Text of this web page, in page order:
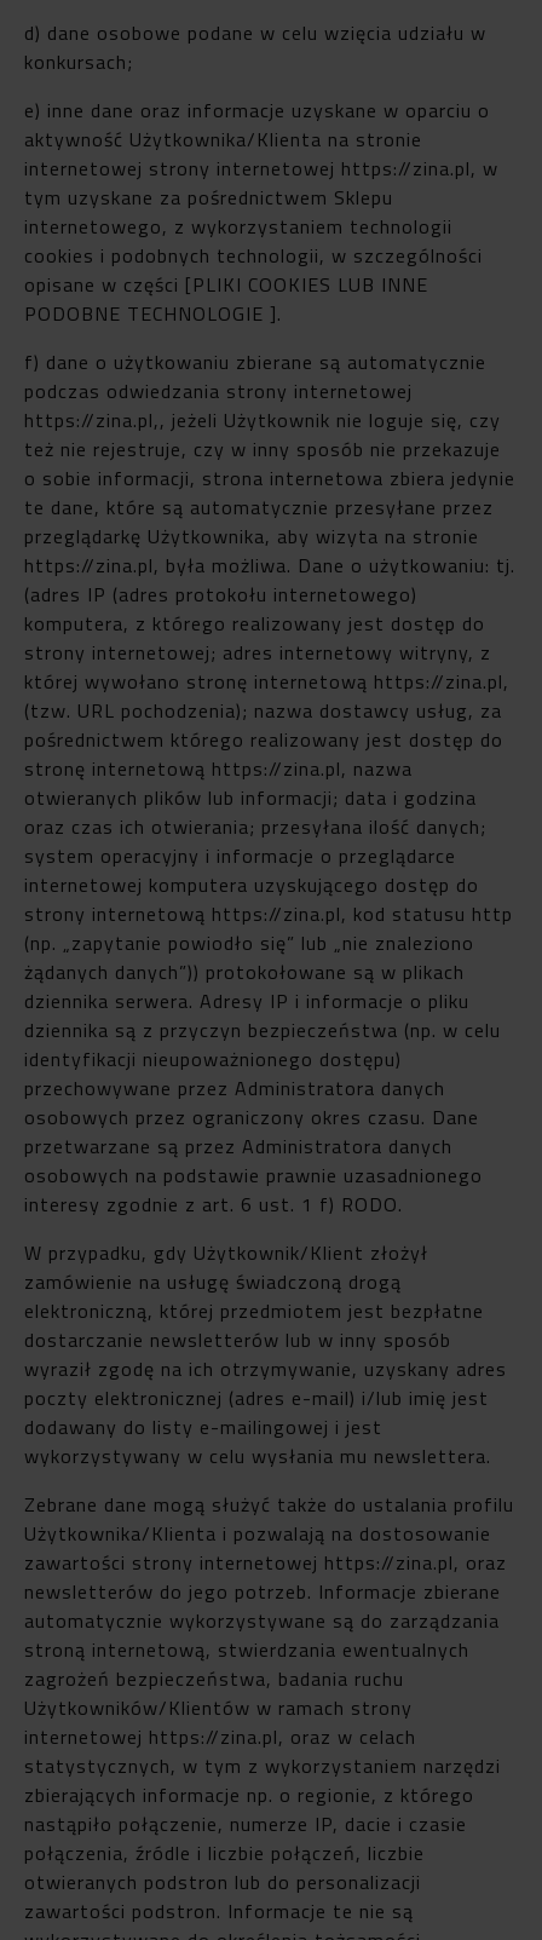
d) dane osobowe podane w celu wzięcia udziału w
konkursach;
e) inne dane oraz informacje uzyskane w oparciu o
aktywność Użytkownika/Klienta na stronie
internetowej strony internetowej https://zina.pl, w
tym uzyskane za pośrednictwem Sklepu
internetowego, z wykorzystaniem technologii
cookies i podobnych technologii, w szczególności
opisane w części [PLIKI COOKIES LUB INNE
PODOBNE TECHNOLOGIE ].
f) dane o użytkowaniu zbierane są automatycznie
podczas odwiedzania strony internetowej
https://zina.pl,, jeżeli Użytkownik nie loguje się, czy
też nie rejestruje, czy w inny sposób nie przekazuje
o sobie informacji, strona internetowa zbiera jedynie
te dane, które są automatycznie przesyłane przez
przeglądarkę Użytkownika, aby wizyta na stronie
https://zina.pl, była możliwa. Dane o użytkowaniu: tj.
(adres IP (adres protokołu internetowego)
komputera, z którego realizowany jest dostęp do
strony internetowej; adres internetowy witryny, z
której wywołano stronę internetową https://zina.pl,
(tzw. URL pochodzenia); nazwa dostawcy usług, za
pośrednictwem którego realizowany jest dostęp do
stronę internetową https://zina.pl, nazwa
otwieranych plików lub informacji; data i godzina
oraz czas ich otwierania; przesyłana ilość danych;
system operacyjny i informacje o przeglądarce
internetowej komputera uzyskującego dostęp do
strony internetową https://zina.pl, kod statusu http
(np. „zapytanie powiodło się” lub „nie znaleziono
żądanych danych”)) protokołowane są w plikach
dziennika serwera. Adresy IP i informacje o pliku
dziennika są z przyczyn bezpieczeństwa (np. w celu
identyfikacji nieupoważnionego dostępu)
przechowywane przez Administratora danych
osobowych przez ograniczony okres czasu. Dane
przetwarzane są przez Administratora danych
osobowych na podstawie prawnie uzasadnionego
interesy zgodnie z art. 6 ust. 1 f) RODO.
W przypadku, gdy Użytkownik/Klient złożył
zamówienie na usługę świadczoną drogą
elektroniczną, której przedmiotem jest bezpłatne
dostarczanie newsletterów lub w inny sposób
wyraził zgodę na ich otrzymywanie, uzyskany adres
poczty elektronicznej (adres e-mail) i/lub imię jest
dodawany do listy e-mailingowej i jest
wykorzystywany w celu wysłania mu newslettera.
Zebrane dane mogą służyć także do ustalania profilu
Użytkownika/Klienta i pozwalają na dostosowanie
zawartości strony internetowej https://zina.pl, oraz
newsletterów do jego potrzeb. Informacje zbierane
automatycznie wykorzystywane są do zarządzania
stroną internetową, stwierdzania ewentualnych
zagrożeń bezpieczeństwa, badania ruchu
Użytkowników/Klientów w ramach strony
internetowej https://zina.pl, oraz w celach
statystycznych, w tym z wykorzystaniem narzędzi
zbierających informacje np. o regionie, z którego
nastąpiło połączenie, numerze IP, dacie i czasie
połączenia, źródle i liczbie połączeń, liczbie
otwieranych podstron lub do personalizacji
zawartości podstron. Informacje te nie są